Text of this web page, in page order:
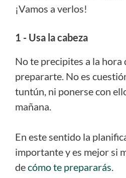
¡Vamos a verlos!
1 - Usa la cabeza
No te precipites a la hora
prepararte. No es
tuntún, ni ponerse con
mañana.
En este sentido la
importante y es mejor si
decómo te prepararás